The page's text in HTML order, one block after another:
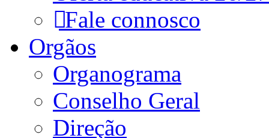
Fale connosco
Orgãos
Organograma
Conselho Geral
Direção